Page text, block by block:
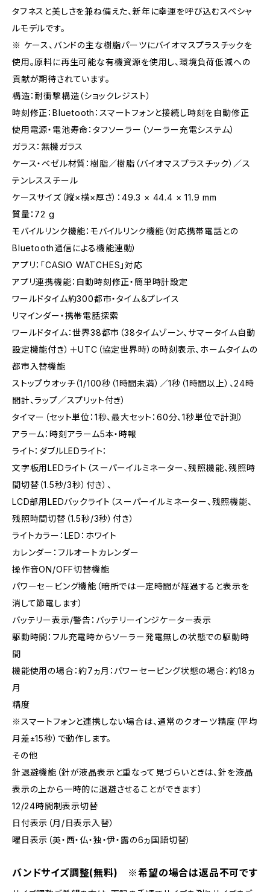
タフネスと美しさを兼ね備えた、新年に幸運を呼び込むスペシャ
ルモデルです。
※ ケース、バンドの主な樹脂パーツにバイオマスプラスチックを
使用。原料に再生可能な有機資源を使用し、環境負荷低減への
貢献が期待されています。
構造：耐衝撃構造（ショックレジスト）
時刻修正：Bluetooth：スマートフォンと接続し時刻を自動修正
使用電源・電池寿命：タフソーラー（ソーラー充電システム）
ガラス：無機ガラス
ケース・ベゼル材質：樹脂／樹脂（バイオマスプラスチック）／ス
テンレススチール
ケースサイズ（縦×横×厚さ）：49.3 × 44.4 × 11.9 mm
質量：72 g
モバイルリンク機能：モバイルリンク機能（対応携帯電話との
Bluetooth通信による機能連動）
アプリ：「CASIO WATCHES」対応
アプリ連携機能：自動時刻修正・簡単時計設定
ワールドタイム約300都市・タイム＆プレイス
リマインダー・携帯電話探索
ワールドタイム：世界38都市（38タイムゾーン、サマータイム自動
設定機能付き）＋UTC（協定世界時）の時刻表示、ホームタイムの
都市入替機能
ストップウオッチ（1/100秒（1時間未満）／1秒（1時間以上）、24時
間計、ラップ／スプリット付き）
タイマー（セット単位：1秒、最大セット：60分、1秒単位で計測）
アラーム：時刻アラーム5本・時報
ライト：ダブルLEDライト：
文字板用LEDライト（スーパーイルミネーター、残照機能、残照時
間切替（1.5秒/3秒）付き）、
LCD部用LEDバックライト（スーパーイルミネーター、残照機能、
残照時間切替（1.5秒/3秒）付き）
ライトカラー：LED：ホワイト
カレンダー：フルオートカレンダー
操作音ON/OFF切替機能
パワーセービング機能（暗所では一定時間が経過すると表示を
消して節電します）
バッテリー表示/警告：バッテリーインジケーター表示
駆動時間：フル充電時からソーラー発電無しの状態での駆動時
間
機能使用の場合：約7ヵ月：パワーセービング状態の場合：約18ヵ
月
精度
※スマートフォンと連携しない場合は、通常のクオーツ精度（平均
月差±15秒）で動作します。
その他
針退避機能（針が液晶表示と重なって見づらいときは、針を液晶
表示の上から一時的に退避させることができます）
12/24時間制表示切替
日付表示（月/日表示入替）
曜日表示（英・西・仏・独・伊・露の6ヵ国語切替）
バンドサイズ調整(無料) ※希望の場合は返品不可です